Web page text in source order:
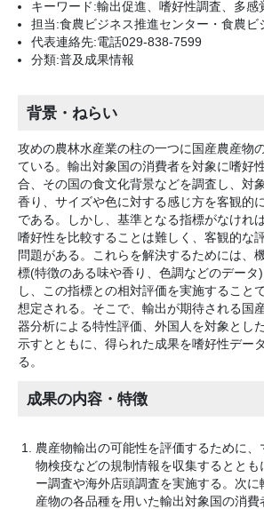
キーワード:輸出促進、嗜好性調査、多感
担当:食農ビジネス推進センター・食農ビ
代表連絡先:電話029-838-7599
分類:普及成果情報
背景・ねらい
攻めの農林水産業の柱の一つに国産農産物
ている。輸出対象国の消費者を対象に嗜好
合、その国の食文化背景などを調査し、対
香り、サイズや色に対する感じ方を客観的
である。しかし、基準となる指標がなけれ
嗜好性を比較することは難しく、客観的な
問題がある。これらを解決するためには、
標(特徴のある味や香り、色調などのデータ
し、この指標との相対評価を実施すること
想定される。そこで、輸出が期待される国
器分析による特性評価、外国人を対象とし
示すとともに、得られた成果を嗜好性デー
る。
成果の内容・特徴
農産物輸出の可能性を評価するために、
物検疫などの規制情報を収集するととも
ー調査や海外店頭調査を実施する。次に
産物の各品種を用いた輸出対象国の消費